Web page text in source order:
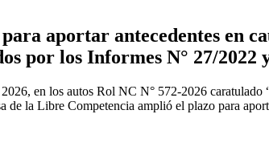
aportar antecedentes en
por los Informes N° 27/2022
en los autos Rol NC N° 572-2026
de la Libre Competencia amplió el plazo para